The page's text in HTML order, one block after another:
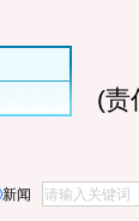
(责
新闻